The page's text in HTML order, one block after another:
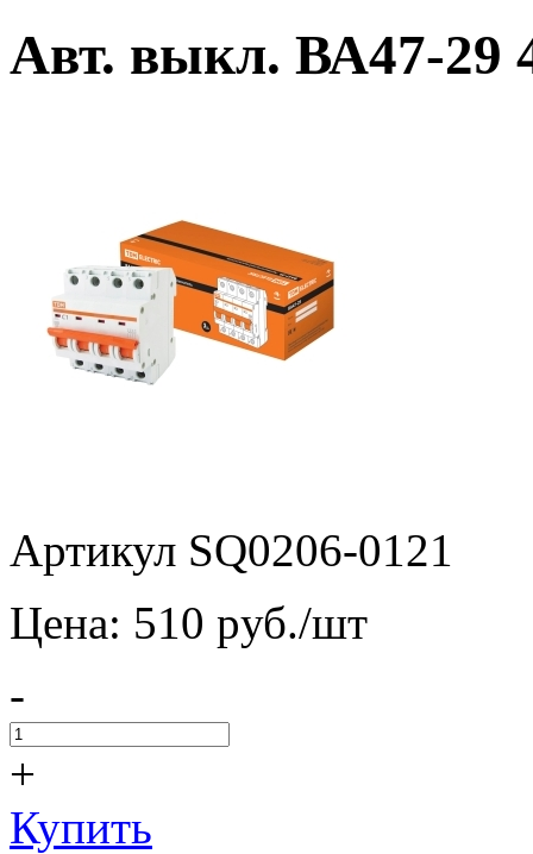
Авт. выкл. ВА47-29
Артикул SQ0206-0121
Цена: 510 pуб./шт
-
+
Купить